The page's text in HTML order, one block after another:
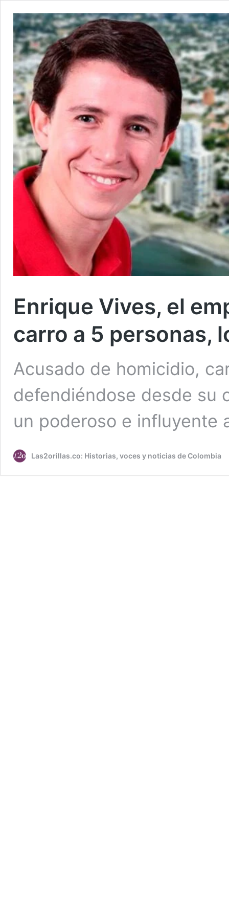
Enrique Vives, el
carro a 5 personas,
Acusado de homicidio,
defendiéndose desde su
un poderoso e influyente
Las2orillas.co: Historias, voces y noticias de Colombia